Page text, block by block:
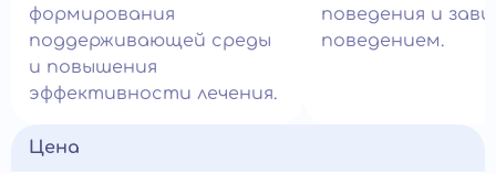
формирования
поддерживающей среды
и повышения
эффективности лечения.
поведения и
поведением.
Цена